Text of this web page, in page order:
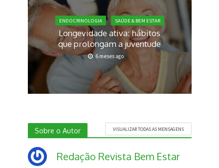
ENDOCRINOLOGIA SAÚDE & BEM ESTAR
Longevidade ativa: hábitos
que prolongam a juventude
6 meses ago
Sobre o Autor VISUALIZAR TODAS AS MENSAGENS
Redação Revista Bem Estar